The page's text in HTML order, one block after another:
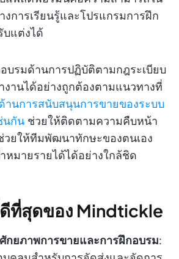
งการเรียนรู้และโปรแกรมการฝึก
บแต่งได้
บรมด้านการปฏิบัติตามกฎระเบียบ
านได้อย่างถูกต้องตามแนวทางที่
นการสนับสนุนการขายของระบบ
นกัน ช่วยให้ติดตามความคืบหน้า
วยให้ทีมพัฒนาทักษะของตนเอง
หมายรายได้ได้อย่างใกล้ชิด
สุดของ Mindtickle
กยภาพการขายและการฝึกอบรม: